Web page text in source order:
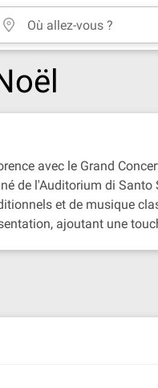
avec le Grand
de l'Auditorium di
et de musique
ajoutant une